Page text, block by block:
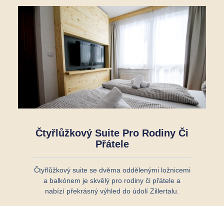
Čtyřlůžkový Suite Pro Rodiny Či
Přátele
Čtyřlůžkový suite se dvěma oddělenými ložnicemi
a balkónem je skvělý pro rodiny či přátele a
nabízí překrásný výhled do údolí Zillertalu.